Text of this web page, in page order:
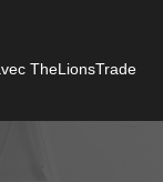
TheLionsTrade